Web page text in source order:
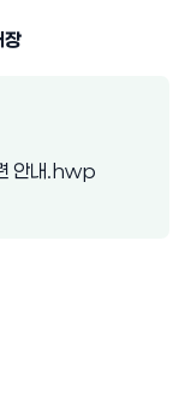
장
안내.hwp